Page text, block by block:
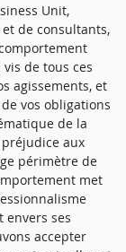
Unit,
de consultants,
de tous ces
agissements, et
vos obligations
de la
aux
périmètre de
met
envers ses
accepter